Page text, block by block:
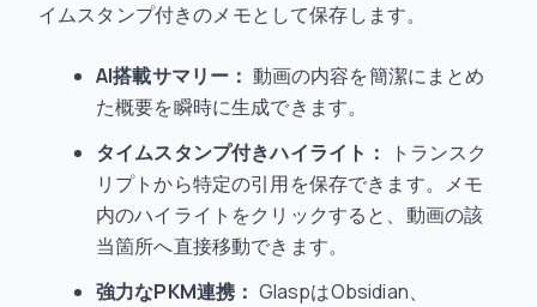
イムスタンプ付きのメモとして保存します。
AI搭載サマリー： 動画の内容を簡潔にまとめ
た概要を瞬時に生成できます。
タイムスタンプ付きハイライト：
トランスク
リプトから特定の引用を保存できます。メモ
内のハイライトをクリックすると、動画の該
当箇所へ直接移動できます。
強力なPKM連携： GlaspはObsidian、